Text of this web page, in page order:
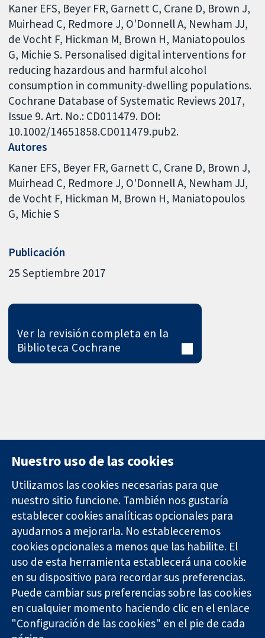
Kaner EFS, Beyer FR, Garnett C, Crane D, Brown J,
Muirhead C, Redmore J, O'Donnell A, Newham JJ,
de Vocht F, Hickman M, Brown H, Maniatopoulos
G, Michie S. Personalised digital interventions for
reducing hazardous and harmful alcohol
consumption in community-dwelling populations.
Cochrane Database of Systematic Reviews 2017,
Issue 9. Art. No.: CD011479. DOI:
10.1002/14651858.CD011479.pub2.
Autores
Kaner EFS Beyer FR Garnett C Crane D Brown J
Muirhead C Redmore J O'Donnell A Newham JJ
de Vocht F Hickman M Brown H Maniatopoulos
G Michie S
Publicación
25 Septiembre 2017
Ver la revisión completa en la
Biblioteca Cochrane
Evidencia fiable.
Decisiones
informadas.
Mejor salud.
11-13 Cavendish
Square
Londres
W1G 0AN
Reino Unido
Contacto
Noticias
Prensa
Sobre
nosotros
Empleo
Cochrane
Library
Nuestro uso de las cookies
Utilizamos las cookies necesarias para que
nuestro sitio funcione. También nos gustaría
establecer cookies analíticas opcionales para
ayudarnos a mejorarla. No estableceremos
cookies opcionales a menos que las habilite. El
uso de esta herramienta establecerá una cookie
en su dispositivo para recordar sus preferencias.
Puede cambiar sus preferencias sobre las cookies
en cualquier momento haciendo clic en el enlace
"Configuración de las cookies" en el pie de cada